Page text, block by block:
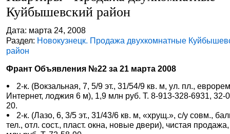
Куйбышевский район
Дата: марта 24, 2008
Раздел: Новокузнецк. Продажа двухкомнатные
район
Франт Объявления №22 за 21 марта 2008
2-к. (Вокзальная, 7, 5/9 эт., 31/54/9 кв. м, ул. пл.,
Интернет, лоджия 6 м), 1,9 млн руб. Т. 8-913-328-6931, 32-
20.
2-к. (Лазо, 6, 3/5 эт., 31/43/6 кв. м, «хрущ.», с/у совм.,
тел., отл. сост., пласт. окна, новые двери), чистая